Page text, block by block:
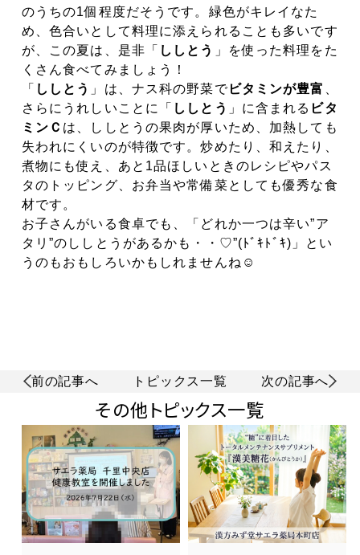
のうちの1個程度だそうです。 緑色がキレイなた
め、色合いとして料理に添えられることも多いです
が、
この夏は、是非「 ししとう 」を使った料理をた
くさん食べてみましょう！
「 ししとう 」は、ナス科の野菜でビタミンが豊富
さらにうれしいことに「 ししとう 」に含まれる ビタ
ミンＣ は、ししとうの果肉が厚いため、加熱しても
失われにくいのが特徴です。炒めたり、和えたり、
煮物にも使え、あと 1品ほしいときのレシピやパス
タのトッピング、お弁当や常備菜としても優秀な食
材です。
お子さんがいる食卓でも、「どれか一つは辛い”ア
タリ”のししとうがあるかも・・♡”(ﾄﾞｷﾄﾞｷ)」とい
うのもおもしろいかもしれませんね☺
前の記事へ トピックス一覧 次の記事へ
その他トピックス一覧